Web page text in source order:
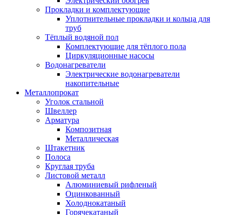
Прокладки и комплектующие
Уплотнительные прокладки и кольца для
труб
Тёплый водяной пол
Комплектующие для тёплого пола
Циркуляционные насосы
Водонагреватели
Электрические водонагреватели
накопительные
Металлопрокат
Уголок стальной
Швеллер
Арматура
Композитная
Металлическая
Штакетник
Полоса
Круглая труба
Листовой металл
Алюминиевый рифленый
Оцинкованный
Холоднокатаный
Горячекатаный